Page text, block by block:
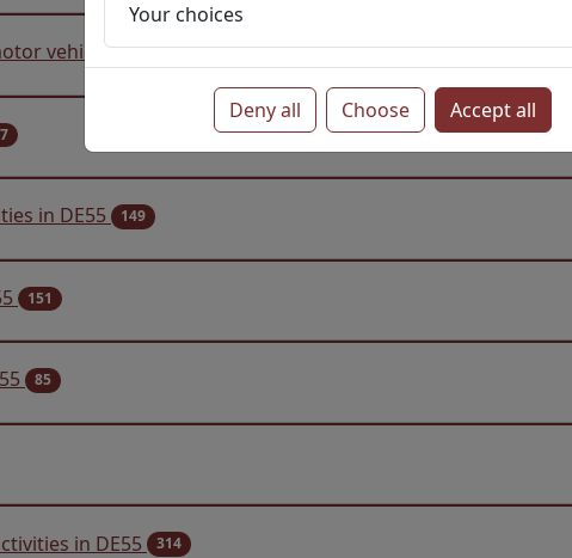
vehicles and motorcycles in DE55 324
in DE55 149
151
85
in DE55 314
Your choices
Deny all Choose Accept all